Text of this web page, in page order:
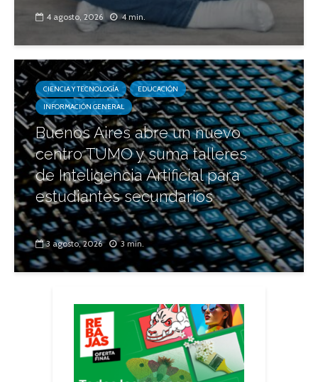
4 agosto, 2026 4 min.
CIENCIA Y TECNOLOGÍA
EDUCACIÓN
INFORMACIÓN GENERAL
Buenos Aires abre un nuevo
centro TUMO y suma talleres
de Inteligencia Artificial para
estudiantes secundarios
3 agosto, 2026 3 min.